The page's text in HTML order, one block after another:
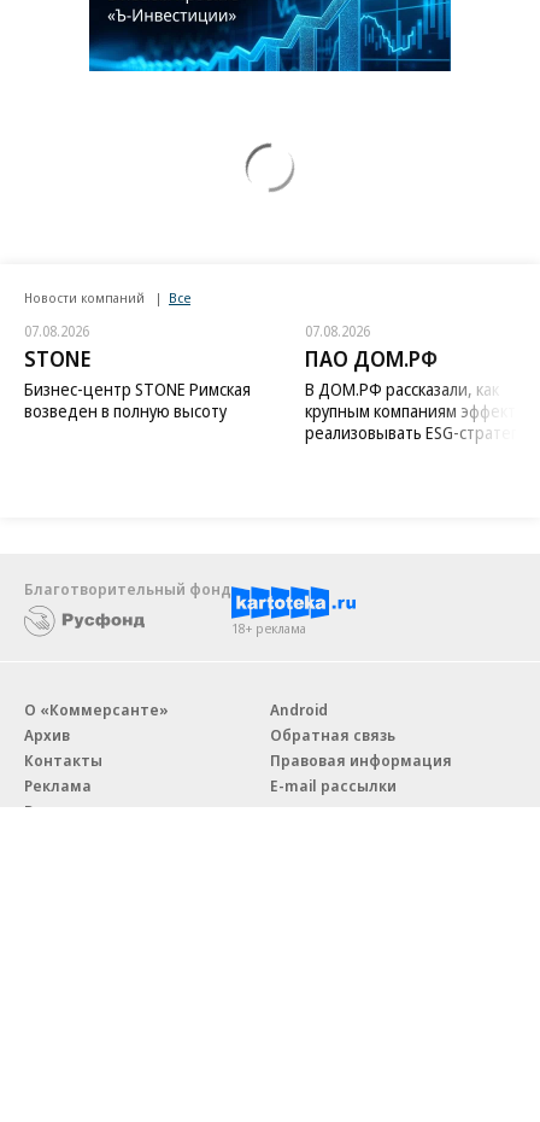
Новости компаний Все
07.08.2026
STONE
Бизнес-центр STONE Римская
возведен в полную высоту
07.08.2026
ПАО ДОМ.РФ
В ДОМ.РФ рассказали, как
крупным компаниям
реализовывать ESG-стратегию
Благотворительный фонд
18+ реклама
О «Коммерсанте»
Архив
Контакты
Реклама
Вакансии
Android
Обратная связь
Правовая информация
E-mail рассылки